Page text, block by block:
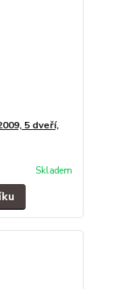
5 dveří,
Skladem